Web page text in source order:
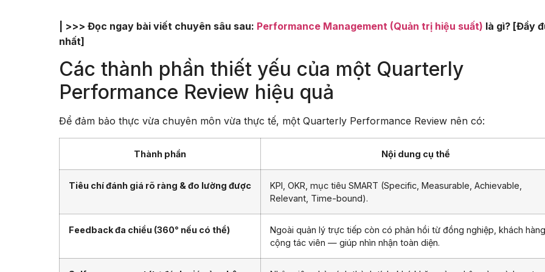
| >>> Đọc ngay bài viết chuyên sâu sau: Performance Management (Quản trị hiệu suất) là gì? [Đầy
nhất]
Các thành phần thiết yếu của một Quarterly
Performance Review hiệu quả
Để đảm bảo thực vừa chuyên môn vừa thực tế, một Quarterly Performance Review nên có:
Thành phần Nội dung cụ thể
Tiêu chí đánh giá rõ ràng & đo lường được
KPI, OKR, mục tiêu SMART (Specific, Measurable, Achievable,
Relevant, Time-bound).
Feedback đa chiều (360° nếu có thể)
Ngoài quản lý trực tiếp còn có phản hồi từ đồng nghiệp, khách
cộng tác viên — giúp nhìn nhận toàn diện.